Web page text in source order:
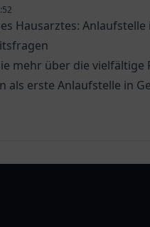
Hausarztes: Anlaufstelle
mehr über die vielfältige
als erste Anlaufstelle in